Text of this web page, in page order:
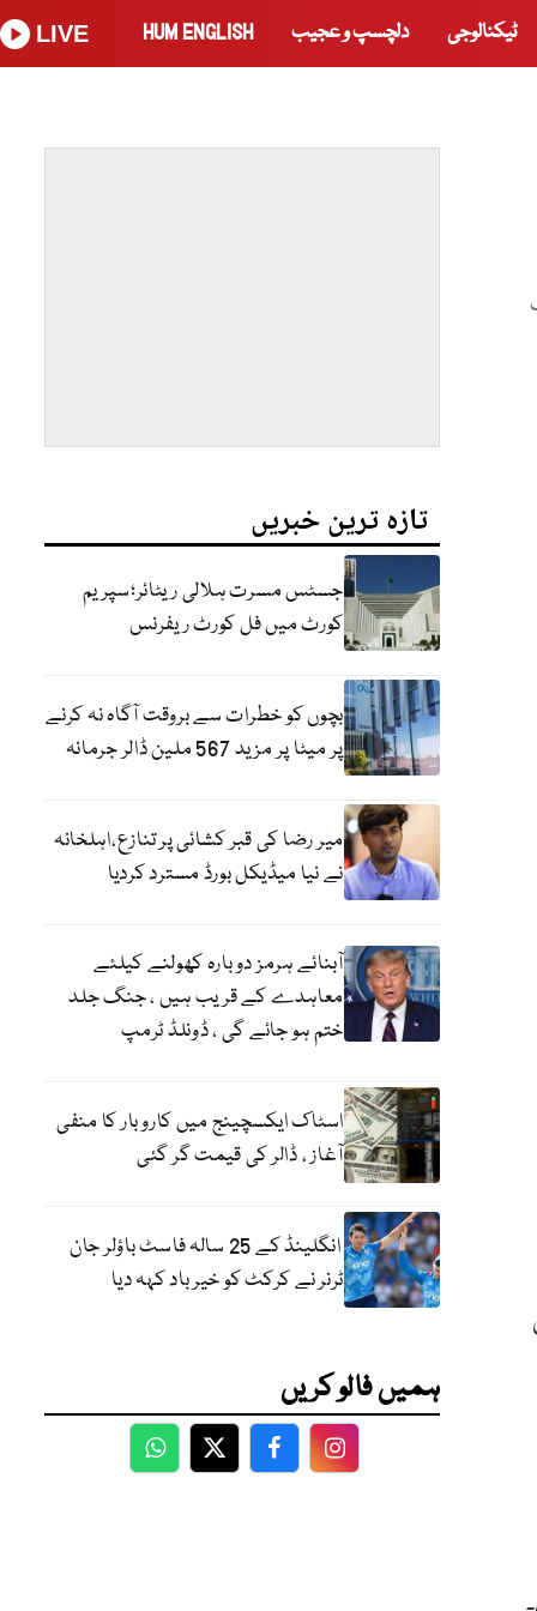
ٹیکنالوجی دلچسپ و عجیب HUM ENGLISH
LIVE
تازہ ترین خبریں
جسٹس مسرت ہلالی ریٹائر؛سپریم
کورٹ میں فل کورٹ ریفرنس
بچوں کو خطرات سے بروقت آگاہ نہ کرنے
پر میٹا پر مزید 567 ملین ڈالر جرمانہ
میر رضا کی قبر کشائی پر تنازع،اہلخانہ
نے نیا میڈیکل بورڈ مسترد کردیا
آبنائے ہرمز دوبارہ کھولنے کیلئے
معاہدے کے قریب ہیں ، جنگ جلد
ختم ہو جائے گی ، ڈونلڈ ٹرمپ
اسٹاک ایکسچینج میں کاروبار کا منفی
آغاز ، ڈالر کی قیمت گر گئی
انگلینڈ کے 25 سالہ فاسٹ باؤلر جان
ٹرنر نے کرکٹ کو خیر باد کہہ دیا
ہمیں فالو کریں
WhatsApp
TwitterFacebookFacebook